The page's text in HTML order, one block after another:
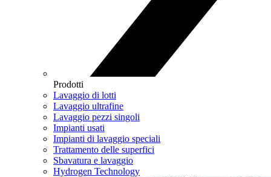
Prodotti
Lavaggio di lotti
Lavaggio ultrafine
Lavaggio pezzi singoli
Impianti usati
Impianti di lavaggio speciali
Trattamento delle superfici
Sbavatura e lavaggio
Hydrogen Technology